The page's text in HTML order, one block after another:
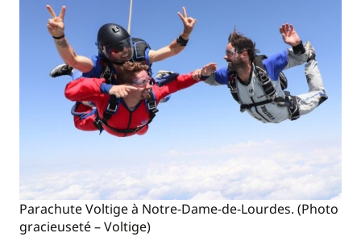
Parachute Voltige à Notre-Dame-de-Lourdes. (Photo
gracieuseté – Voltige)